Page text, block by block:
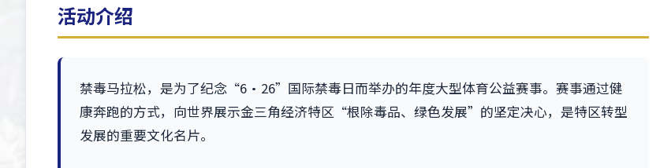
活动介绍
禁毒马拉松，是为了纪念“6·26”国际禁毒日而举办的年度大型体育公益赛事。赛事通过健
康奔跑的方式，向世界展示金三角经济特区“根除毒品、绿色发展”的坚定决心，是特区转型
发展的重要文化名片。